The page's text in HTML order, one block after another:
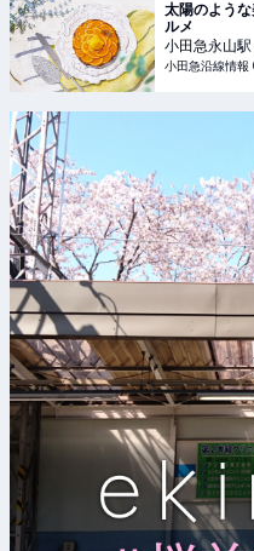
太陽のよう
ルメ
小田急永山駅
小田急沿線情報